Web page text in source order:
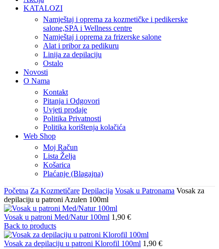
KATALOZI
Namještaj i oprema za kozmetičke i pedikerske
salone,SPA i Wellness centre
Namještaj i oprema za frizerske salone
Alat i pribor za pedikuru
Linija za depilaciju
Ostalo
Novosti
O Nama
Kontakt
Pitanja i Odgovori
Uvjeti prodaje
Politika Privatnosti
Politika korištenja kolačića
Web Shop
Moj Račun
Lista Želja
Košarica
Plaćanje (Blagajna)
Početna Za Kozmetičare Depilacija Vosak u Patronama Vosak za
depilaciju u patroni Azulen 100ml
Vosak u patroni Med/Natur 100ml 1,90 €
Back to products
Vosak za depilaciju u patroni Klorofil 100ml 1,90 €